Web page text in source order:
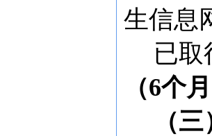
生信息
已取
（6个
（